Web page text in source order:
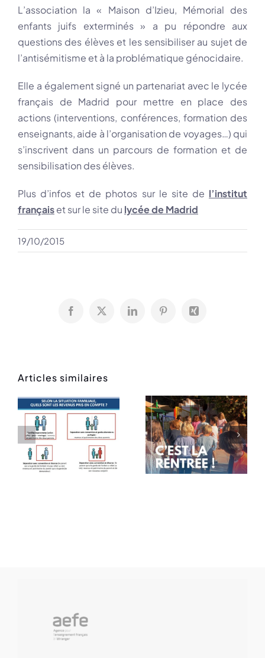
L’association la « Maison d’Izieu, Mémorial des
enfants juifs exterminés » a pu répondre aux
questions des élèves et les sensibiliser au sujet de
l’antisémitisme et à la problématique génocidaire.
Elle a également signé un partenariat avec le lycée
français de Madrid pour mettre en place des
actions (interventions, conférences, formation des
enseignants, aide à l’organisation de voyages…) qui
s’inscrivent dans un parcours de formation et de
sensibilisation des élèves.
Plus d’infos et de photos sur le site de l’institut
françaiset sur le site du lycée de Madrid
19/10/2015
Facebook
X LinkedInPinterestXing
Articles similaires
Rentrée
des
classes
Message
de rentrée